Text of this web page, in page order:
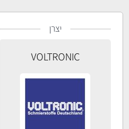
יצרן
VOLTRONIC